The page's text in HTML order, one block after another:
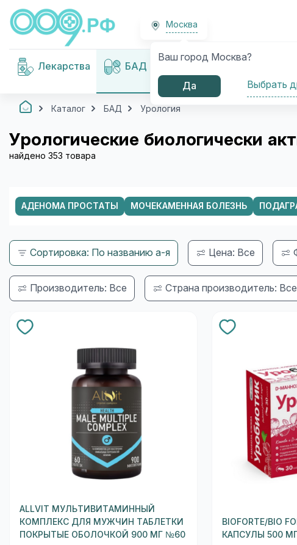
Москва
Ваш город Москва?
Да Выбрать
Лекарства БАД
Медицинские
изделия
Каталог БАД Урология
Урологические биологически
найдено 353 товара
АДЕНОМА ПРОСТАТЫ МОЧЕКАМЕННАЯ БОЛЕЗНЬ
Сортировка: По названию а-я Цена: Все
Производитель: Все Страна производитель: Все
ALLVIT МУЛЬТИВИТАМИННЫЙ
КОМПЛЕКС ДЛЯ МУЖЧИН ТАБЛЕТКИ
ПОКРЫТЫЕ ОБОЛОЧКОЙ 900 МГ №60
BIOFORTE/BIO
КАПСУЛЫ 500